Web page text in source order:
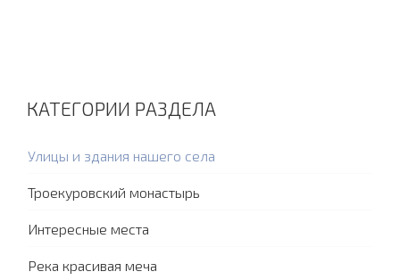
КАТЕГОРИИ РАЗДЕЛА
Улицы и здания нашего села
Троекуровский монастырь
Интересные места
Река красивая меча